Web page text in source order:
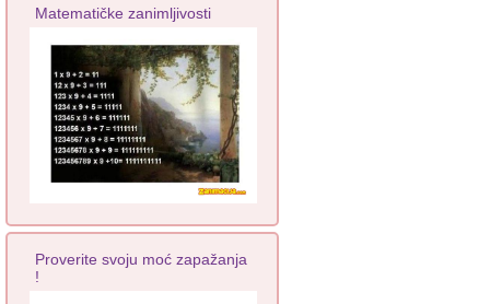
Matematičke zanimljivosti
Proverite svoju moć zapažanja
!